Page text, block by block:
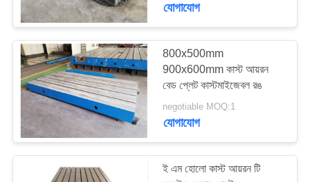
টি স্লট বেস প্লেট
35
যোগাযোগ
800x500mm
900x600mm কাস্ট আয়রন
বেড প্লেট কাস্টমাইজেবল রঙ
negotiable MOQ:1
যোগাযোগ
ই এম হোলো কাস্ট আয়রন টি